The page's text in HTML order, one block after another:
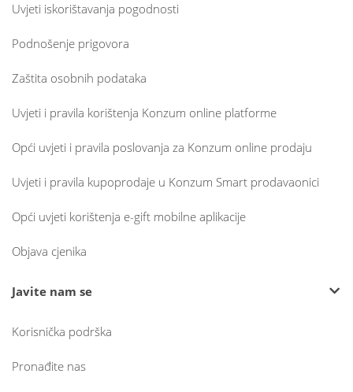
Uvjeti iskorištavanja pogodnosti
Podnošenje prigovora
Zaštita osobnih podataka
Uvjeti i pravila korištenja Konzum online platforme
Opći uvjeti i pravila poslovanja za Konzum online prodaju
Uvjeti i pravila kupoprodaje u Konzum Smart prodavaonici
Opći uvjeti korištenja e-gift mobilne aplikacije
Objava cjenika
Javite nam se
Korisnička podrška
Pronađite nas